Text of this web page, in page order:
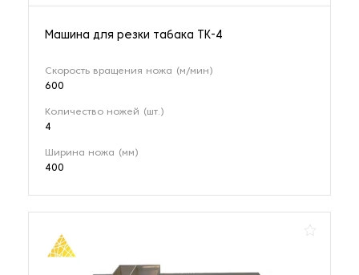
Машина для резки табака ТК-4
Скорость вращения ножа (м/мин)
600
Количество ножей (шт.)
4
Ширина ножа (мм)
400